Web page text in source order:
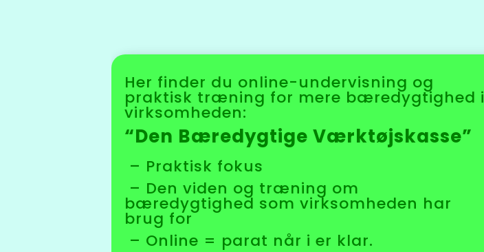
Her finder du online-undervisning og
praktisk træning for mere bæredygtighed i
virksomheden:
“Den Bæredygtige Værktøjskasse”
– Praktisk fokus
– Den viden og træning om
bæredygtighed som virksomheden har
brug for
– Online = parat når i er klar.